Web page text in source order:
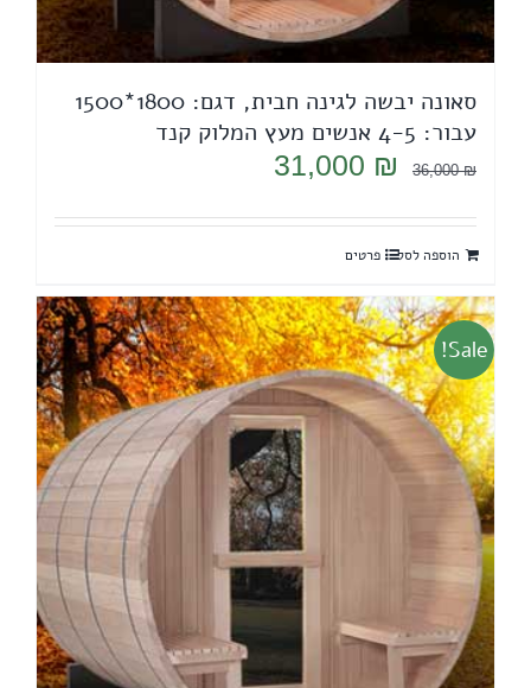
סאונה יבשה לגינה חבית, דגם: 1800*1500
עבור: 4-5 אנשים מעץ המלוק קנד
36,000₪
המחיר
היה:
36,000 ₪.
31,000 ₪
המחיר
הוא:
הוספה לסל פרטים
Sale!